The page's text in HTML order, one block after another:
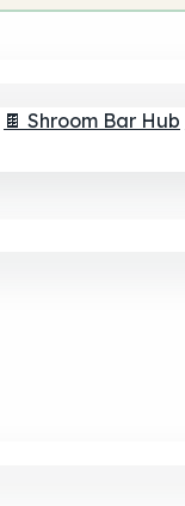
🍫 Shroom Bar Hub